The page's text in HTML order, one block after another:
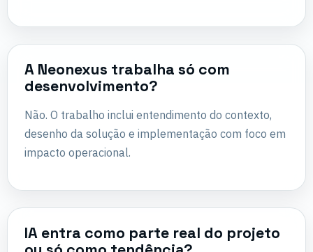
A Neonexus trabalha só com
desenvolvimento?
Não. O trabalho inclui entendimento do contexto,
desenho da solução e implementação com foco em
impacto operacional.
IA entra como parte real do projeto